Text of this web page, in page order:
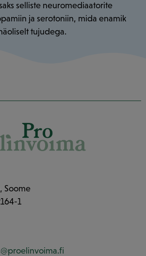
selliste neuromediaatorite
ja serotoniin, mida enamik
tujudega.
Soome
1